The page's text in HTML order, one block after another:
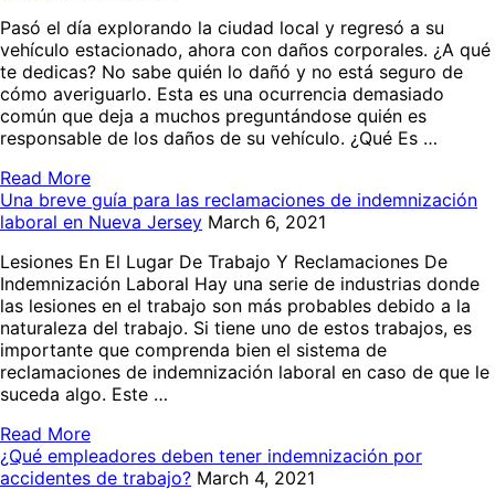
Pasó el día explorando la ciudad local y regresó a su
vehículo estacionado, ahora con daños corporales. ¿A qué
te dedicas? No sabe quién lo dañó y no está seguro de
cómo averiguarlo. Esta es una ocurrencia demasiado
común que deja a muchos preguntándose quién es
responsable de los daños de su vehículo. ¿Qué Es …
Read More
Una breve guía para las reclamaciones de indemnización
laboral en Nueva Jersey March 6, 2021
Lesiones En El Lugar De Trabajo Y Reclamaciones De
Indemnización Laboral Hay una serie de industrias donde
las lesiones en el trabajo son más probables debido a la
naturaleza del trabajo. Si tiene uno de estos trabajos, es
importante que comprenda bien el sistema de
reclamaciones de indemnización laboral en caso de que le
suceda algo. Este …
Read More
¿Qué empleadores deben tener indemnización por
accidentes de trabajo? March 4, 2021